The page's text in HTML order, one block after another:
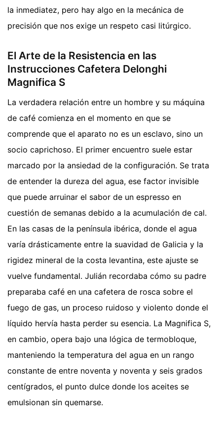
la inmediatez, pero hay algo en la mecánica de
precisión que nos exige un respeto casi litúrgico.
El Arte de la Resistencia en las
Instrucciones Cafetera Delonghi
Magnifica S
La verdadera relación entre un hombre y su máquina
de café comienza en el momento en que se
comprende que el aparato no es un esclavo, sino un
socio caprichoso. El primer encuentro suele estar
marcado por la ansiedad de la configuración. Se trata
de entender la dureza del agua, ese factor invisible
que puede arruinar el sabor de un espresso en
cuestión de semanas debido a la acumulación de cal.
En las casas de la península ibérica, donde el agua
varía drásticamente entre la suavidad de Galicia y la
rigidez mineral de la costa levantina, este ajuste se
vuelve fundamental. Julián recordaba cómo su padre
preparaba café en una cafetera de rosca sobre el
fuego de gas, un proceso ruidoso y violento donde el
líquido hervía hasta perder su esencia. La Magnifica S,
en cambio, opera bajo una lógica de termobloque,
manteniendo la temperatura del agua en un rango
constante de entre noventa y noventa y seis grados
centígrados, el punto dulce donde los aceites se
emulsionan sin quemarse.